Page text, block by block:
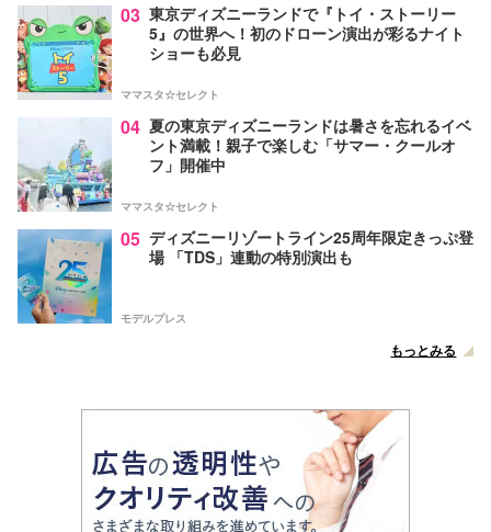
03 東京ディズニーランドで『トイ・ストーリー
5』の世界へ！初のドローン演出が彩るナイト
ショーも必見
ママスタ☆セレクト
04 夏の東京ディズニーランドは暑さを忘れるイベ
ント満載！親子で楽しむ「サマー・クールオ
フ」開催中
ママスタ☆セレクト
05 ディズニーリゾートライン25周年限定きっぷ登
場 「TDS」連動の特別演出も
モデルプレス
もっとみる